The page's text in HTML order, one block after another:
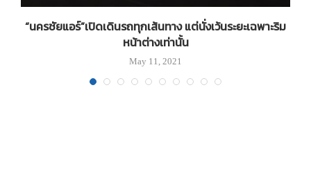
“นครชัยแอร์”เปิดเดินรถทุกเส้นทาง แต่นั่งเว้นระยะเฉพาะริม
หน้าต่างเท่านั้น
May 11, 2021